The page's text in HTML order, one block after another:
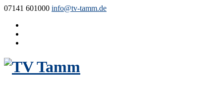
07141 601000 info@tv-tamm.de